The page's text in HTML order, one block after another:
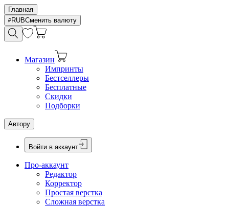
Главная
RUBСменить валюту
Магазин
Импринты
Бестселлеры
Бесплатные
Скидки
Подборки
Автору
Войти в аккаунт
Про-аккаунт
Редактор
Корректор
Простая верстка
Сложная верстка